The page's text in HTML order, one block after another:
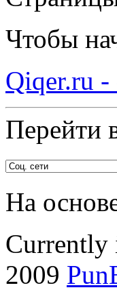
Чтобы
Qiqer.ru
Перейти
На
Currently
2009